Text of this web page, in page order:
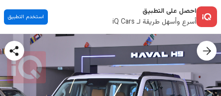
احصل على التطبيق
أسرع وأسهل طريقة لـ iQ Cars
استخدم التطبيق